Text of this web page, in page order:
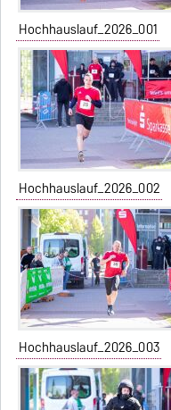
Hochhauslauf_2026_001
Hochhauslauf_2026_002
Hochhauslauf_2026_003